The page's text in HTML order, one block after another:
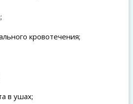
кровотечения;
в ушах;